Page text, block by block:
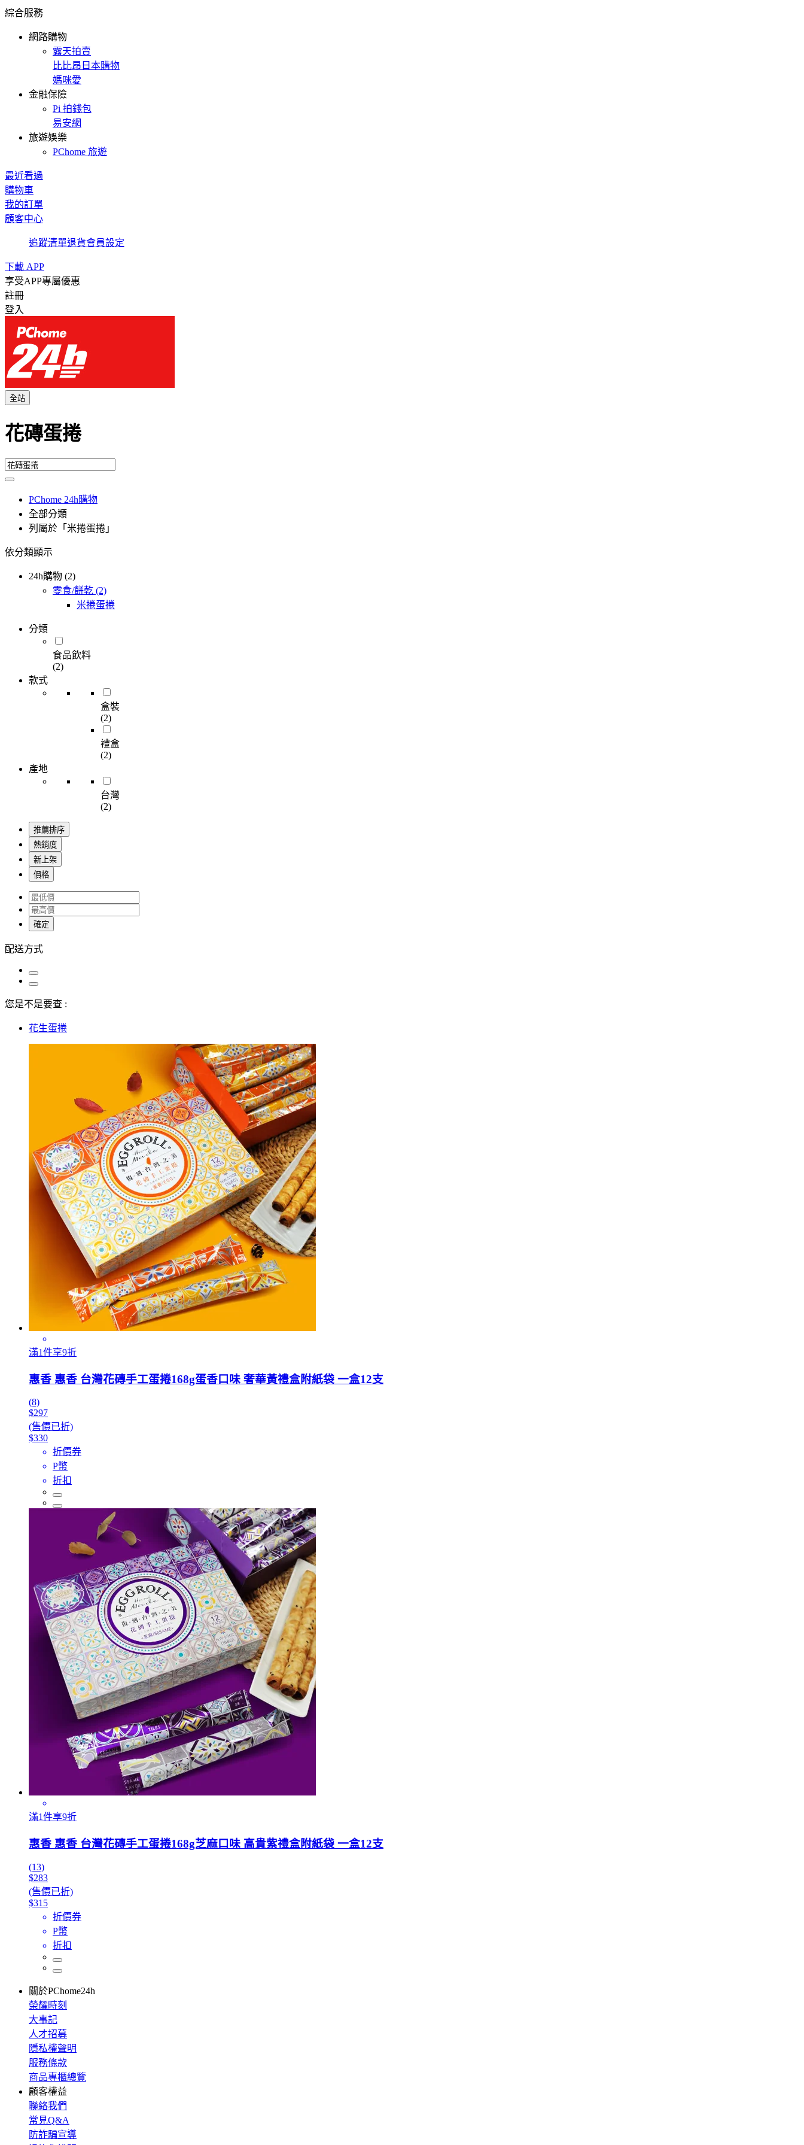
綜合服務
網路購物
露天拍賣
比比昂日本購物
媽咪愛
金融保險
Pi 拍錢包
易安網
旅遊娛樂
PChome 旅遊
最近看過
購物車
我的訂單
顧客中心
追蹤清單退貨會員設定
下載 APP
享受APP專屬優惠
註冊
登入
全站
花磚蛋捲
PChome 24h購物
全部分類
列屬於「米捲蛋捲」
依分類顯示
24h購物 (2)
零食/餅乾 (2)
米捲蛋捲
分類
食品飲料
(2)
款式
盒裝
(2)
禮盒
(2)
產地
台灣
(2)
推薦排序
熱銷度
新上架
價格
確定
配送方式
您是不是要查 :
花生蛋捲
滿1件享9折
惠香 惠香 台灣花磚手工蛋捲168g蛋香口味 奢華黃禮盒附紙袋 一盒12支
(8)
$297
(售價已折)
$330
折價券
P幣
折扣
滿1件享9折
惠香 惠香 台灣花磚手工蛋捲168g芝麻口味 高貴紫禮盒附紙袋 一盒12支
(13)
$283
(售價已折)
$315
折價券
P幣
折扣
關於PChome24h
榮耀時刻
大事記
人才招募
隱私權聲明
服務條款
商品專櫃總覽
顧客權益
聯絡我們
常見Q&A
防詐騙宣導